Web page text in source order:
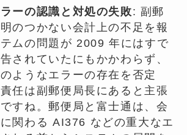
ーの認識と対処の失敗: 副郵
のつかない会計上の不足を報
ムの問題が 2009 年にはすで
されていたにもかかわらず、
ようなエラーの存在を否定
任は副郵便局長にあると主張
すね。郵便局と富士通は、会
関わる AI376 などの重大なエ